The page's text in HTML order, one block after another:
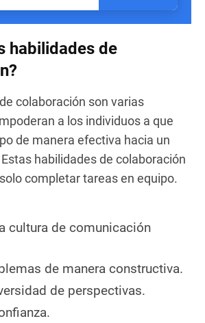
habilidades de
colaboración son varias
a los individuos a que
de manera efectiva hacia un
habilidades de colaboración
completar tareas en equipo.
cultura de comunicación
de manera constructiva.
de perspectivas.